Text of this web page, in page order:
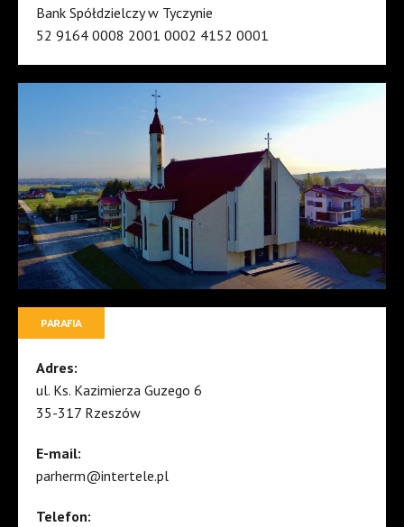
Bank Spółdzielczy w Tyczynie
52 9164 0008 2001 0002 4152 0001
PARAFIA
Adres:
ul. Ks. Kazimierza Guzego 6
35-317 Rzeszów
E-mail:
parherm@intertele.pl
Telefon: